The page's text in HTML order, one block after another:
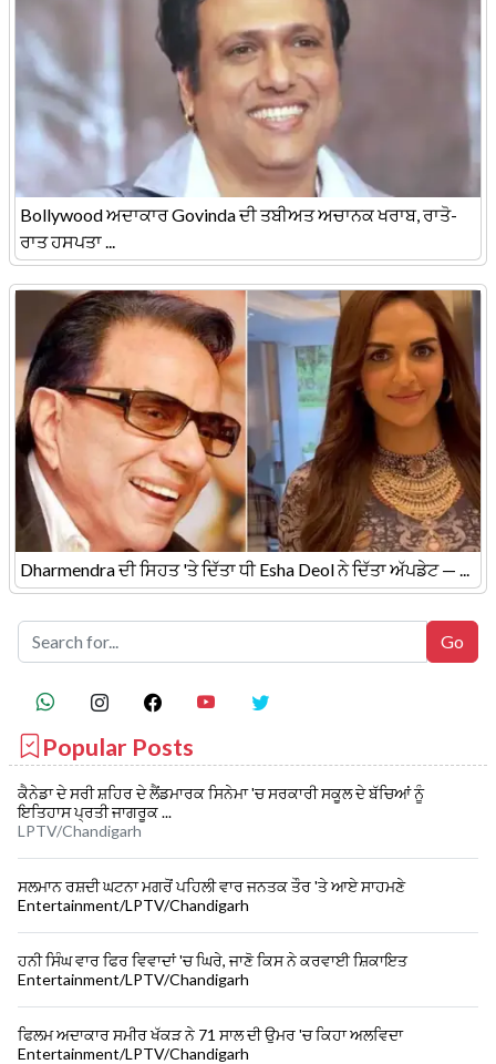
Bollywood ਅਦਾਕਾਰ Govinda ਦੀ ਤਬੀਅਤ ਅਚਾਨਕ ਖਰਾਬ, ਰਾਤੋ-
ਰਾਤ ਹਸਪਤਾ ...
Dharmendra ਦੀ ਸਿਹਤ 'ਤੇ ਦਿੱਤਾ ਧੀ Esha Deol ਨੇ ਦਿੱਤਾ ਅੱਪਡੇਟ — ...
Popular Posts
ਕੈਨੇਡਾ ਦੇ ਸਰੀ ਸ਼ਹਿਰ ਦੇ ਲੈਂਡਮਾਰਕ ਸਿਨੇਮਾ 'ਚ ਸਰਕਾਰੀ ਸਕੂਲ ਦੇ ਬੱਚਿਆਂ ਨੂੰ
ਇਤਿਹਾਸ ਪ੍ਰਤੀ ਜਾਗਰੂਕ ...
LPTV/Chandigarh
ਸਲਮਾਨ ਰਸ਼ਦੀ ਘਟਨਾ ਮਗਰੋਂ ਪਹਿਲੀ ਵਾਰ ਜਨਤਕ ਤੌਰ 'ਤੇ ਆਏ ਸਾਹਮਣੇ
Entertainment/LPTV/Chandigarh
ਹਨੀ ਸਿੰਘ ਵਾਰ ਫਿਰ ਵਿਵਾਦਾਂ 'ਚ ਘਿਰੇ, ਜਾਣੋ ਕਿਸ ਨੇ ਕਰਵਾਈ ਸ਼ਿਕਾਇਤ
Entertainment/LPTV/Chandigarh
ਫਿਲਮ ਅਦਾਕਾਰ ਸਮੀਰ ਖੱਕੜ ਨੇ 71 ਸਾਲ ਦੀ ਉਮਰ 'ਚ ਕਿਹਾ ਅਲਵਿਦਾ
Entertainment/LPTV/Chandigarh